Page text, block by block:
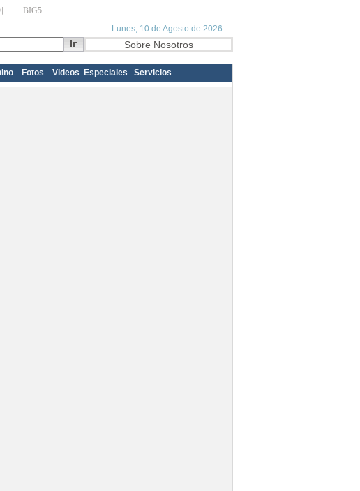
Fotos Videos Especiales Servicios